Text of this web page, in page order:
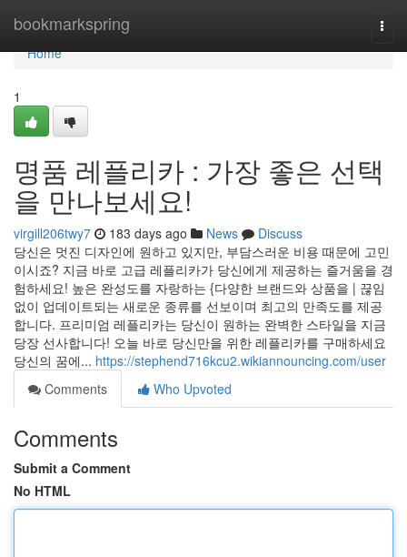
bookmarkspring
Home
Home
1
명품 레플리카 : 가장 좋은 선택
을 만나보세요!
virgill206twy7 183 days ago News
Discuss
당신은 멋진 디자인에 원하고 있지만, 부담스러운 비용 때문에 고민
이시죠? 지금 바로 고급 레플리카가 당신에게 제공하는 즐거움을 경
험하세요! 높은 완성도를 자랑하는 {다양한 브랜드와 상품을 | 끊임
없이 업데이트되는 새로운 종류를 선보이며 최고의 만족도를 제공
합니다. 프리미엄 레플리카는 당신이 원하는 완벽한 스타일을 지금
당장 선사합니다! 오늘 바로 당신만을 위한 레플리카를 구매하세요
당신의 꿈에... https://stephend716kcu2.wikiannouncing.com/user
Comments
Who Upvoted
Comments
Submit a Comment
No HTML